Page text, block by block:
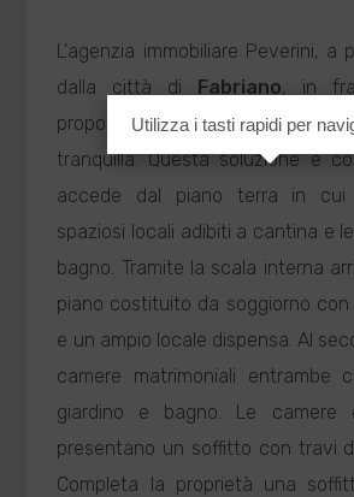
L'agenzia immobiliare Peverini, a
dalla città di Fabriano, in
propone inVendita Cielo
tranquilla. Questa soluzione è
accede dal piano terra in cui
spaziosi locali adibiti a cantina e
bagno. Tramite la scala interna
piano costituito da soggiorno
e un ampio locale dispensa. Al
camere matrimoniali entrambe
giardino e bagno. Le camere
presentano un soffitto con travi
Completa la proprietà una
Utilizza i tasti rapidi per